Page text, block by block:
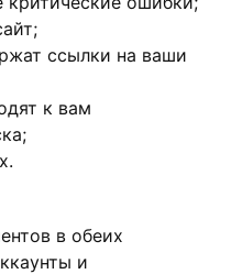
ссылки на ваши
к вам
в обеих
и